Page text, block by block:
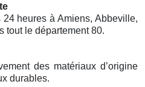
heures à Amiens, Abbeville,
tout le département 80.
des matériaux d’origine
durables.